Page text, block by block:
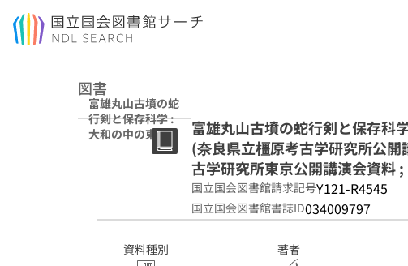
本文へ移動
図書
富雄丸山古墳の蛇
行剣と保存科学 :
大和の中の東アジ
ア (奈良県立橿原
公開講演会資料 ;
第14回)
富雄丸山古墳の蛇行剣と保存科
(奈良県立橿原考古学研究所公
古学研究所東京公開講演会資料
国立国会図書館請求記号Y121-R4545
国立国会図書館書誌ID034009797
資料種別 著者